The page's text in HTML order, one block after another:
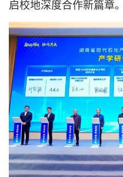
启校地深度合作新篇章。